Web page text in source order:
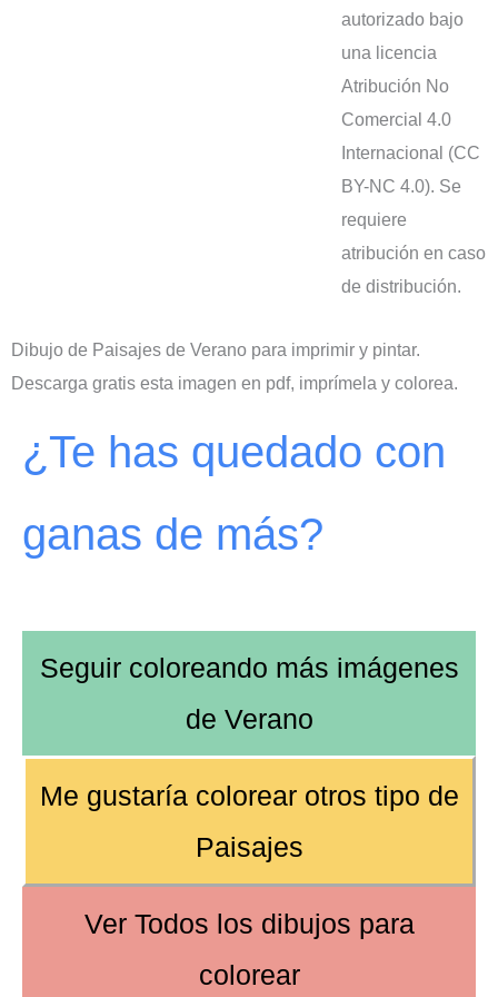
autorizado bajo
una licencia
Atribución No
Comercial 4.0
Internacional (CC
BY-NC 4.0). Se
requiere
atribución en caso
de distribución.
Dibujo de Paisajes de Verano para imprimir y pintar.
Descarga gratis esta imagen en pdf, imprímela y colorea.
¿Te has quedado con
ganas de más?
Seguir coloreando más imágenes
de Verano
Me gustaría colorear otros tipo de
Paisajes
Ver Todos los dibujos para
colorear